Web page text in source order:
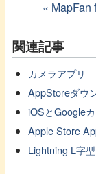
« MapFan
関連記事
カメラアプリ
AppStoreダウ
iOSとGoogle
Apple Store
Lightning L字